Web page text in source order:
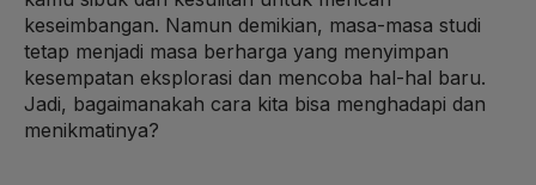
keseimbangan. Namun demikian, masa-masa studi
tetap menjadi masa berharga yang menyimpan
kesempatan eksplorasi dan mencoba hal-hal baru.
Jadi, bagaimanakah cara kita bisa menghadapi dan
menikmatinya?